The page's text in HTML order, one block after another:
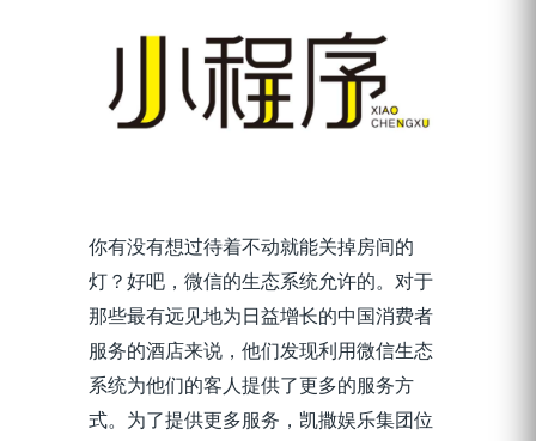
你有没有想过待着不动就能关掉房间的
灯？好吧，微信的生态系统允许的。对于
那些最有远见地为日益增长的中国消费者
服务的酒店来说，他们发现利用微信生态
系统为他们的客人提供了更多的服务方
式。为了提供更多服务，凯撒娱乐集团位